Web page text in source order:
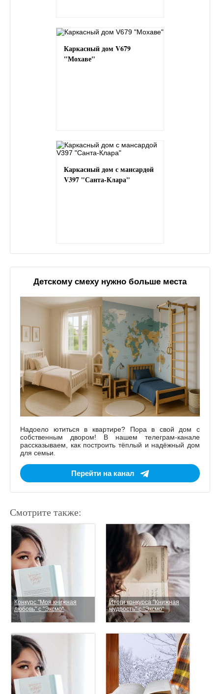
Каркасный дом V679
"Мохаве"
Каркасный дом с мансардой
V397 "Санта-Клара"
Детскому смеху нужно больше места
Надоело ютиться в квартире? Пора в свой дом с
собственным двором! В нашем телеграм-канале
рассказываем, как построить тёплый и надёжный дом
для семьи.
Перейти на канал
Смотрите также:
Конкурс "Моя книжная
любовь" с "Эксмо"
Итоги конкурса "Книжная
мудрость" с "Эксмо"